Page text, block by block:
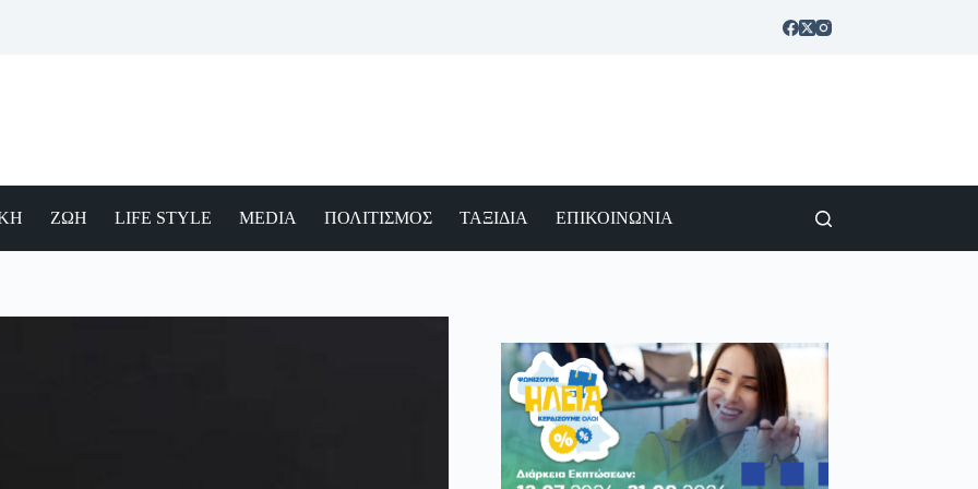
ΖΩΗ LIFE STYLE MEDIA ΠΟΛΙΤΙΣΜΟΣ ΤΑΞΙΔΙΑ ΕΠΙΚΟΙΝΩΝΙΑ